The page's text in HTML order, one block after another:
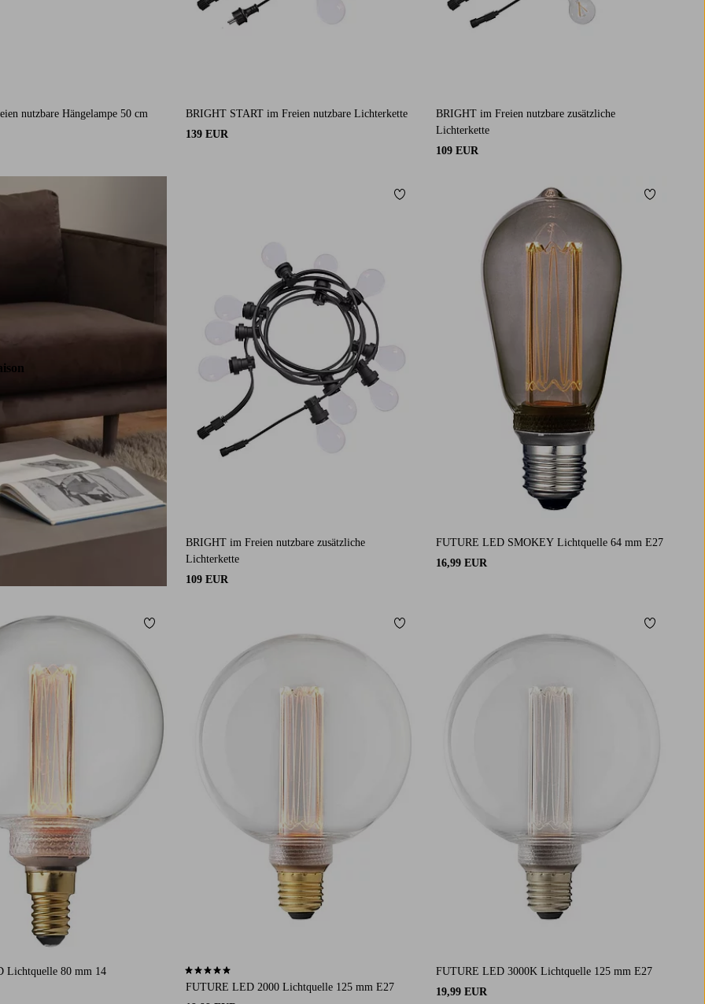
nutzbare Hängelampe 50 cm
BRIGHT START im Freien nutzbare Lichterkette
139 EUR
BRIGHT im Freien nutzbare zusätzliche
Lichterkette
109 EUR
BRIGHT im Freien nutzbare zusätzliche
Lichterkette
109 EUR
Zu Favoriten hinzufügen
FUTURE LED SMOKEY Lichtquelle 64 mm E27
16,99 EUR
Zu
Lichtquelle 80 mm 14
Zu Favoriten hinzufügen
FUTURE LED 2000 Lichtquelle 125 mm E27
5,0 basierend auf 1 Bewertungen
Zu Favoriten hinzufügen
FUTURE LED 3000K Lichtquelle 125 mm E27
19,99 EUR
Zu